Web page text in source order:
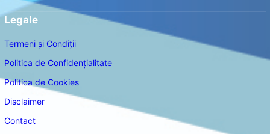
Legale
Termeni și Condiții
Politica de Confidențialitate
Politica de Cookies
Disclaimer
Contact